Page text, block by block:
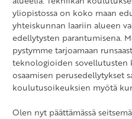
yliopistossa on koko maan
yhteiskunnan laariin alueen
edellytysten parantumisena.
pystymme tarjoamaan
teknologioiden sovellutusten
osaamisen perusedellytykset
koulutusoikeuksien myötä
Olen nyt päättämässä